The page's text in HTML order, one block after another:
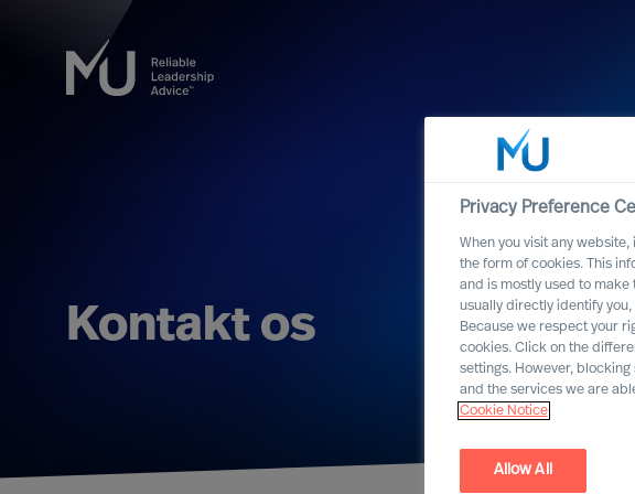
Kontakt os
Privacy Preference
When you visit any
the form of cookies. This
and is mostly used to
usually directly identify
Because we respect your
cookies. Click on the
settings. However,
and the services we are
Cookie Notice
Allow All